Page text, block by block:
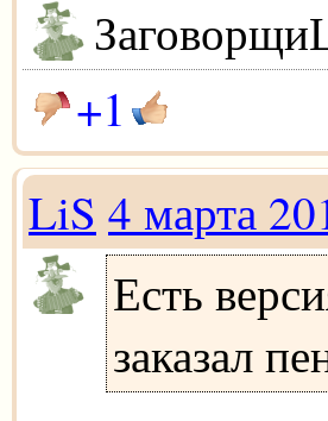
+1
LiS 4 марта
Есть
заказал